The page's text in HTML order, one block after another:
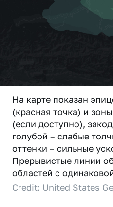
На карте показан
(красная точка) и
(если доступно),
голубой – слабые
оттенки – сильные
Прерывистые линии
областей с
Credit: United States